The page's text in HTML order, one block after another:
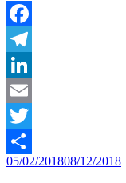
Facebook
Telegram
LinkedIn
Email
Twitter
Share
Posted
05/02/201808/12/2018